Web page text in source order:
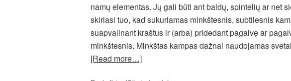
namų elementas. Jų gali būti ant baldų, spintelių ar net
skiriasi tuo, kad sukuriamas minkštesnis, subtilesnis
suapvalinant kraštus ir (arba) pridedant pagalvę ar
minkštesnis. Minkštas kampas dažnai naudojamas
[Read more…]